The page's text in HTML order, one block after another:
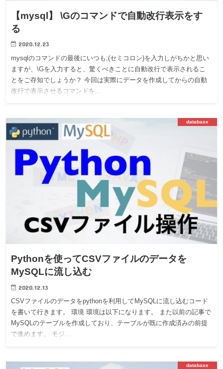
【mysql】 \Gのコマンドで自動改行表示をす
る
2020.12.23
mysqlのコマンドの最後にいつも;(セミコロン)を入力しがちかと思い
ますが、\Gを入力すると、驚くべきことに自動改行で表示されるこ
とをご存知でしょうか？ 今回は実際にデータを作成してからの自動
改行で表示させるコマンドを…
database
Pythonを使ってCSVファイルのデータを
MySQLに流し込む
2020.12.13
CSVファイルのデータをpythonを利用してMySQLに流し込むコード
を書いて行きます。 環境 環境は以下になります。 また以前の記事で
MySQLのテーブルを作成しており、テーブルが既に作成済みの前提
で進めます。 モジ…
database